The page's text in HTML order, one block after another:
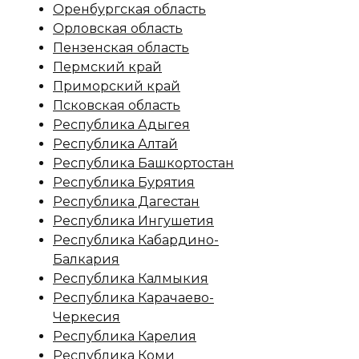
Оренбургская область
Орловская область
Пензенская область
Пермский край
Приморский край
Псковская область
Республика Адыгея
Республика Алтай
Республика Башкортостан
Республика Бурятия
Республика Дагестан
Республика Ингушетия
Республика Кабардино-
Балкария
Республика Калмыкия
Республика Карачаево-
Черкесия
Республика Карелия
Республика Коми